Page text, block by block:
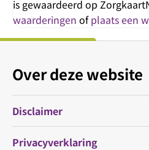
is gewaardeerd op
waarderingen ofplaats een
Over deze website
Disclaimer
Privacyverklaring